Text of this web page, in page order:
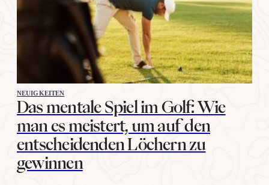
NEUIGKEITEN
Das mentale Spiel im Golf: Wie
man es meistert, um auf den
entscheidenden Löchern zu
gewinnen